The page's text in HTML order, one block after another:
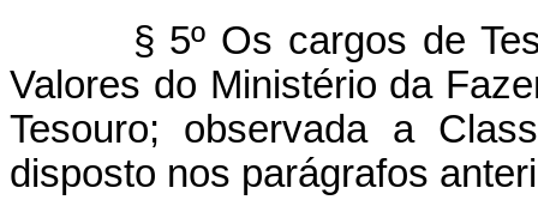
§ 5º Os cargos de
Valores do Ministério da
Tesouro; observada a
disposto nos parágrafos